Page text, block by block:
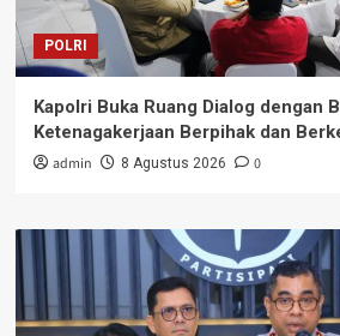
POLRI
Kapolri Buka Ruang Dialog dengan
Ketenagakerjaan Berpihak dan
admin 8 Agustus 2026 0